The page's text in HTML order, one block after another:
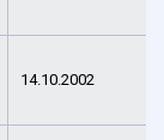
14.10.2002